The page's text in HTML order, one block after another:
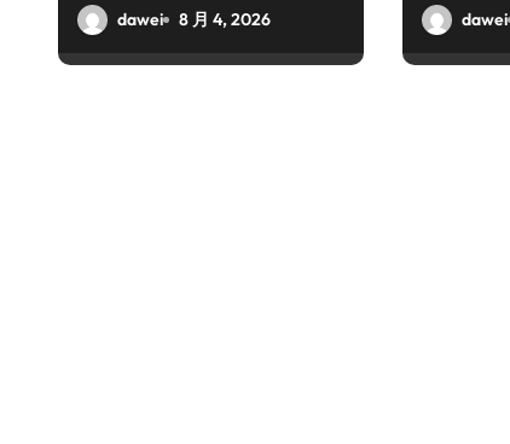
dawei 8 月 4, 2026 dawei